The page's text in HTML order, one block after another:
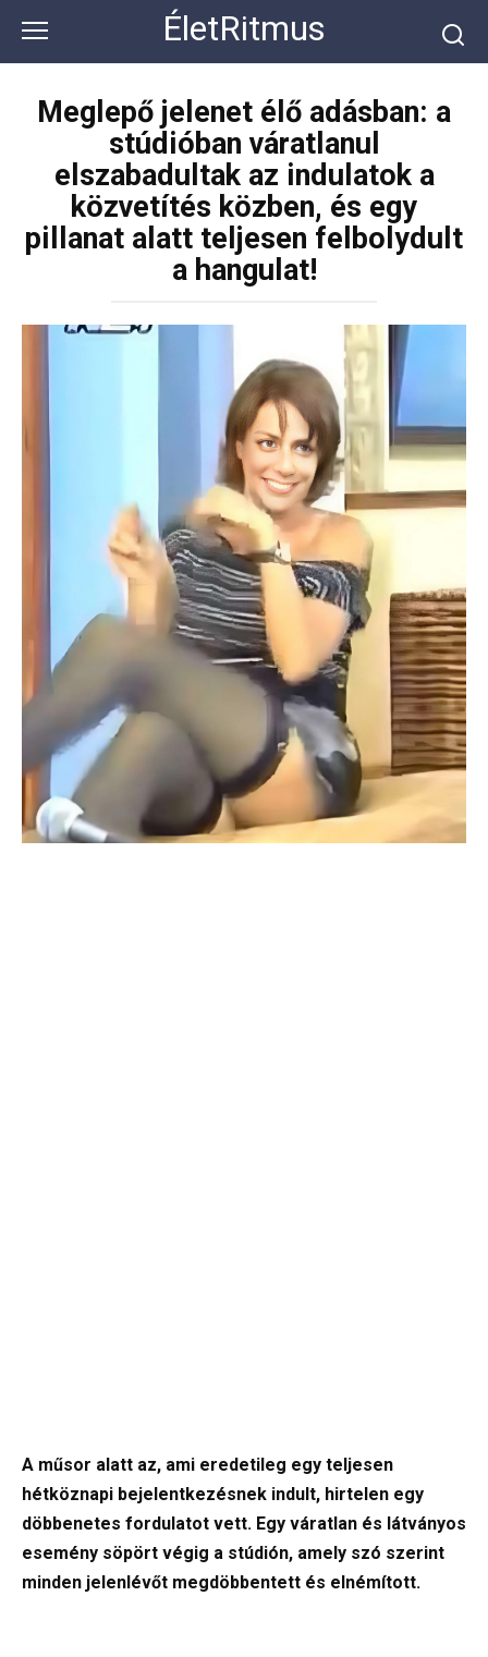
контенту
ÉletRitmus
Meglepő jelenet élő adásban: a
stúdióban váratlanul
elszabadultak az indulatok a
közvetítés közben, és egy
pillanat alatt teljesen felbolydult
a hangulat!
A műsor alatt az, ami eredetileg egy teljesen
hétköznapi bejelentkezésnek indult, hirtelen egy
döbbenetes fordulatot vett. Egy váratlan és látványos
esemény söpört végig a stúdión, amely szó szerint
minden jelenlévőt megdöbbentett és elnémított.